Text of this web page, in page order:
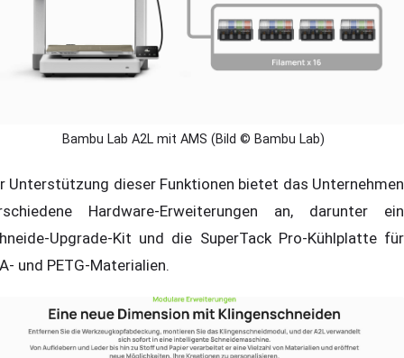
Bambu Lab A2L mit AMS (Bild © Bambu Lab)
Unterstützung dieser Funktionen bietet das Unternehmen
Hardware-Erweiterungen an, darunter ein
Upgrade-Kit und die SuperTack Pro-Kühlplatte für
und PETG-Materialien.